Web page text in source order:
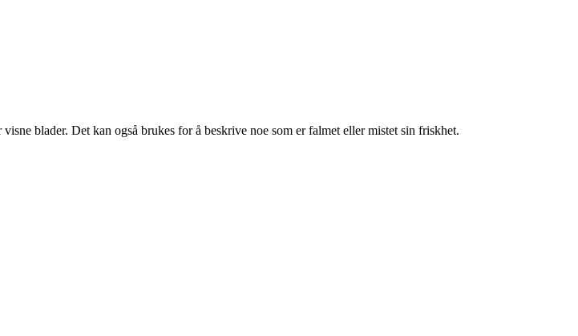
blader. Det kan også brukes for å beskrive noe som er falmet eller mistet sin friskhet.